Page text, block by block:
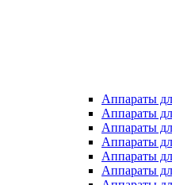
Аппараты
Аппараты
Аппараты
Аппараты
Аппараты
Аппараты